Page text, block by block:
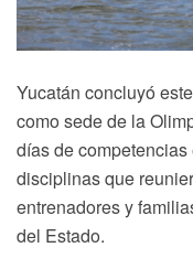
Yucatán concluyó
como sede de la
días de
disciplinas que
entrenadores y
del Estado.